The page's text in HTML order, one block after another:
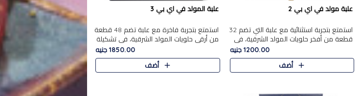
علبة مولد في اي بي 2
استمتع بتجربة استثنائية مع علبة التي تضم 32
قطعة من أفخر حلويات المولد الشرقية، في
تشكيلة تجمع بين الأصالة والاختيارات الفاخرة.
تحتوي العلبة..
1200.00 جنيه
أضف
علبة المولد في اي بي 3
استمتع بتجربة فاخرة مع علبة تضم 48 قطعة
من أرقى حلويات المولد الشرقية، في تشكيلة
تجمع بين الأصناف التقليدية الفاخرة
والاختيارات الغنية بالم..
1850.00 جنيه
أضف